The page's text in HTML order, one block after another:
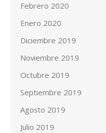
Febrero 2020
Enero 2020
Diciembre 2019
Noviembre 2019
Octubre 2019
Septiembre 2019
Agosto 2019
Julio 2019